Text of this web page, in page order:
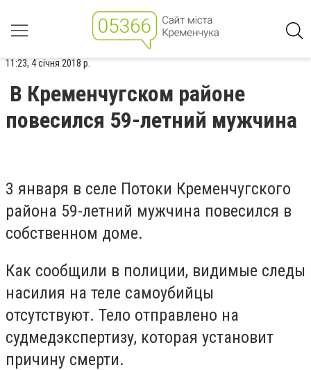
11:23, 4 січня 2018 р.
В Кременчугском районе
повесился 59-летний мужчина
3 января в селе Потоки Кременчугского
района 59-летний мужчина повесился в
собственном доме.
Как сообщили в полиции, видимые следы
насилия на теле самоубийцы
отсутствуют. Тело отправлено на
судмедэкспертизу, которая установит
причину смерти.